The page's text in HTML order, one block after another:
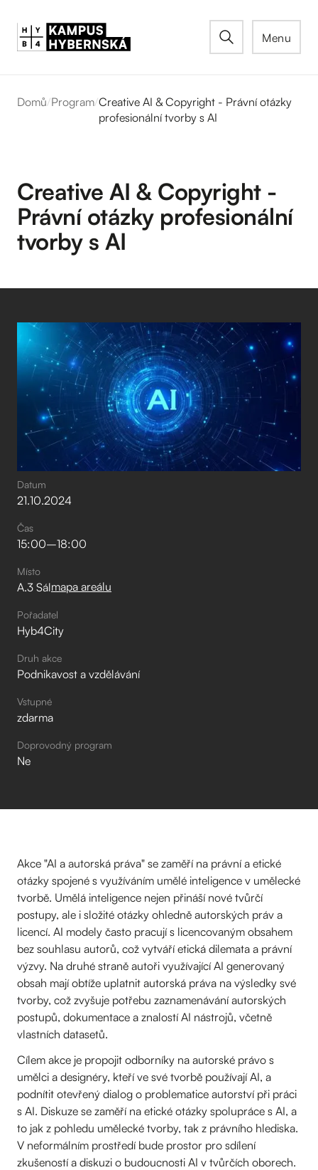
Menu
Domů/Program/Creative AI & Copyright - Právní otázky
profesionální tvorby s AI
Creative AI & Copyright -
Právní otázky profesionální
tvorby s AI
Datum
21.10.2024
Čas
15:00–⁠18:00
Místo
A.3 Sálmapa areálu
Pořadatel
Hyb4City
Druh akce
Podnikavost a vzdělávání
Vstupné
zdarma
Doprovodný program
Ne
Akce "AI a autorská práva" se zaměří na právní a etické
otázky spojené s využíváním umělé inteligence v umělecké
tvorbě. Umělá inteligence nejen přináší nové tvůrčí
postupy, ale i složité otázky ohledně autorských práv a
licencí. AI modely často pracují s licencovaným obsahem
bez souhlasu autorů, což vytváří etická dilemata a právní
výzvy. Na druhé straně autoři využívající AI generovaný
obsah mají obtíže uplatnit autorská práva na výsledky své
tvorby, což zvyšuje potřebu zaznamenávání autorských
postupů, dokumentace a znalostí AI nástrojů, včetně
vlastních datasetů.
Cílem akce je propojit odborníky na autorské právo s
umělci a designéry, kteří ve své tvorbě používají AI, a
podnítit otevřený dialog o problematice autorství při práci
s AI. Diskuze se zaměří na etické otázky spolupráce s AI, a
to jak z pohledu umělecké tvorby, tak z právního hlediska.
V neformálním prostředí bude prostor pro sdílení
zkušeností a diskuzi o budoucnosti AI v tvůrčích oborech.